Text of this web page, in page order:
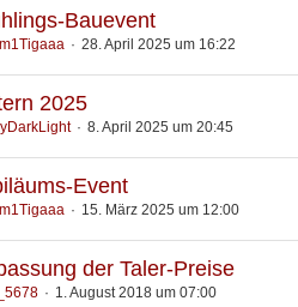
Bauevent
28. April 2025 um 16:22
2025
8. April 2025 um 20:45
Event
15. März 2025 um 12:00
der Taler-Preise
1. August 2018 um 07:00